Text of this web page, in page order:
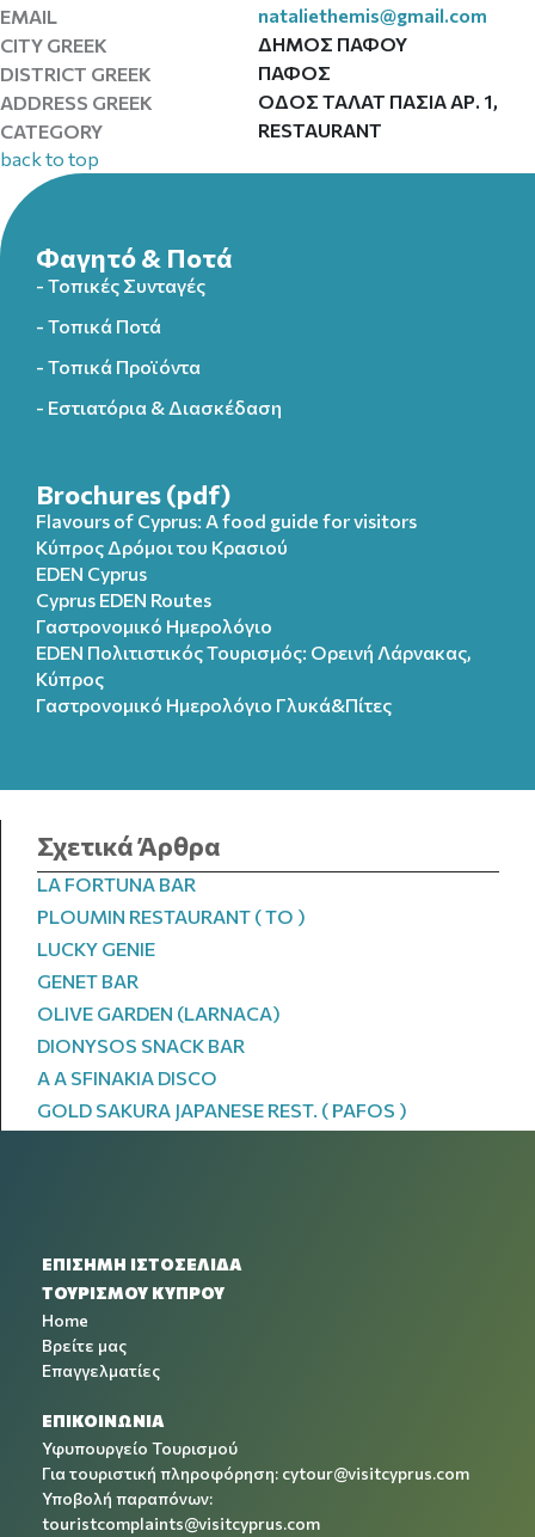
EMAIL
nataliethemis@gmail.com
CITY GREEK
ΔΗΜΟΣ ΠΑΦΟΥ
DISTRICT GREEK
ΠΑΦΟΣ
ADDRESS GREEK
ΟΔΟΣ TAΛAT ΠAΣΙΑ ΑΡ. 1,
CATEGORY
RESTAURANT
back to top
Φαγητό & Ποτά
- Τοπικές Συνταγές
- Τοπικά Ποτά
- Τοπικά Προϊόντα
- Εστιατόρια & Διασκέδαση
Brochures (pdf)
Flavours of Cyprus: A food guide for visitors
Κύπρος Δρόμοι του Κρασιού
EDEN Cyprus
Cyprus EDEN Routes
Γαστρονομικό Ημερολόγιο
EDEN Πολιτιστικός Τουρισμός: Ορεινή Λάρνακας,
Κύπρος
Γαστρονομικό Ημερολόγιo Γλυκά&Πίτες
Σχετικά Άρθρα
LA FORTUNA BAR
PLOUMIN RESTAURANT ( TO )
LUCKY GENIE
GENET BAR
OLIVE GARDEN (LARNACA)
DIONYSOS SNACK BAR
A A SFINAKIA DISCO
GOLD SAKURA JAPANESE REST. ( PAFOS )
ΕΠΙΣΗΜΗ ΙΣΤΟΣΕΛΙΔΑ
ΤΟΥΡΙΣΜΟΥ ΚΥΠΡΟΥ
Home
Βρείτε μας
Επαγγελματίες
ΕΠΙΚΟΙΝΩΝΙΑ
Υφυπουργείο Τουρισμού
Για τουριστική πληροφόρηση: cytour@visitcyprus.com
Υποβολή παραπόνων:
touristcomplaints@visitcyprus.com